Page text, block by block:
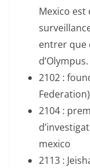
Mexico est
entrer que
d’Olympus.
2102 :
Federation)
2104 :
mexico
2113 :